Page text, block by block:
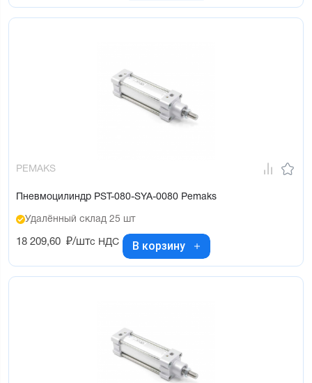
PEMAKS
Пневмоцилиндр PST-080-SYA-0080 Pemaks
Удалённый склад 25 шт
18 209,60 ₽/штс НДС В корзину